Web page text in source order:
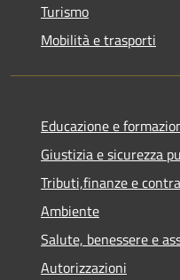
Turismo
Mobilità e trasporti
Educazione e
Giustizia e sicurezza
Tributi,finanze e
Ambiente
Salute, benessere e
Autorizzazioni